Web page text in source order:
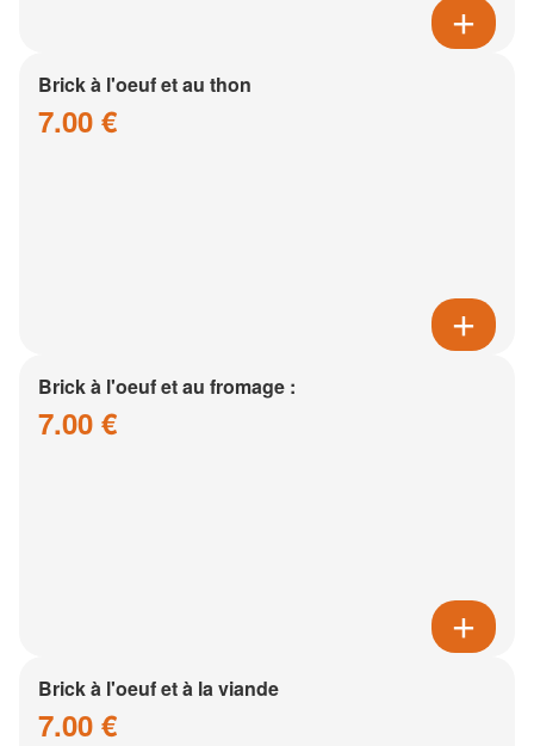
Brick à l'oeuf et au thon
7.00 €
Brick à l'oeuf et au fromage :
7.00 €
Brick à l'oeuf et à la viande
7.00 €